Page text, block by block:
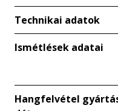
Technikai adatok
Ismétlések adatai
Hangfelvétel